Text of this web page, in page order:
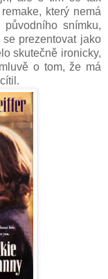
který nemá
snímku,
prezentovat jako
skutečně ironicky,
o tom, že má